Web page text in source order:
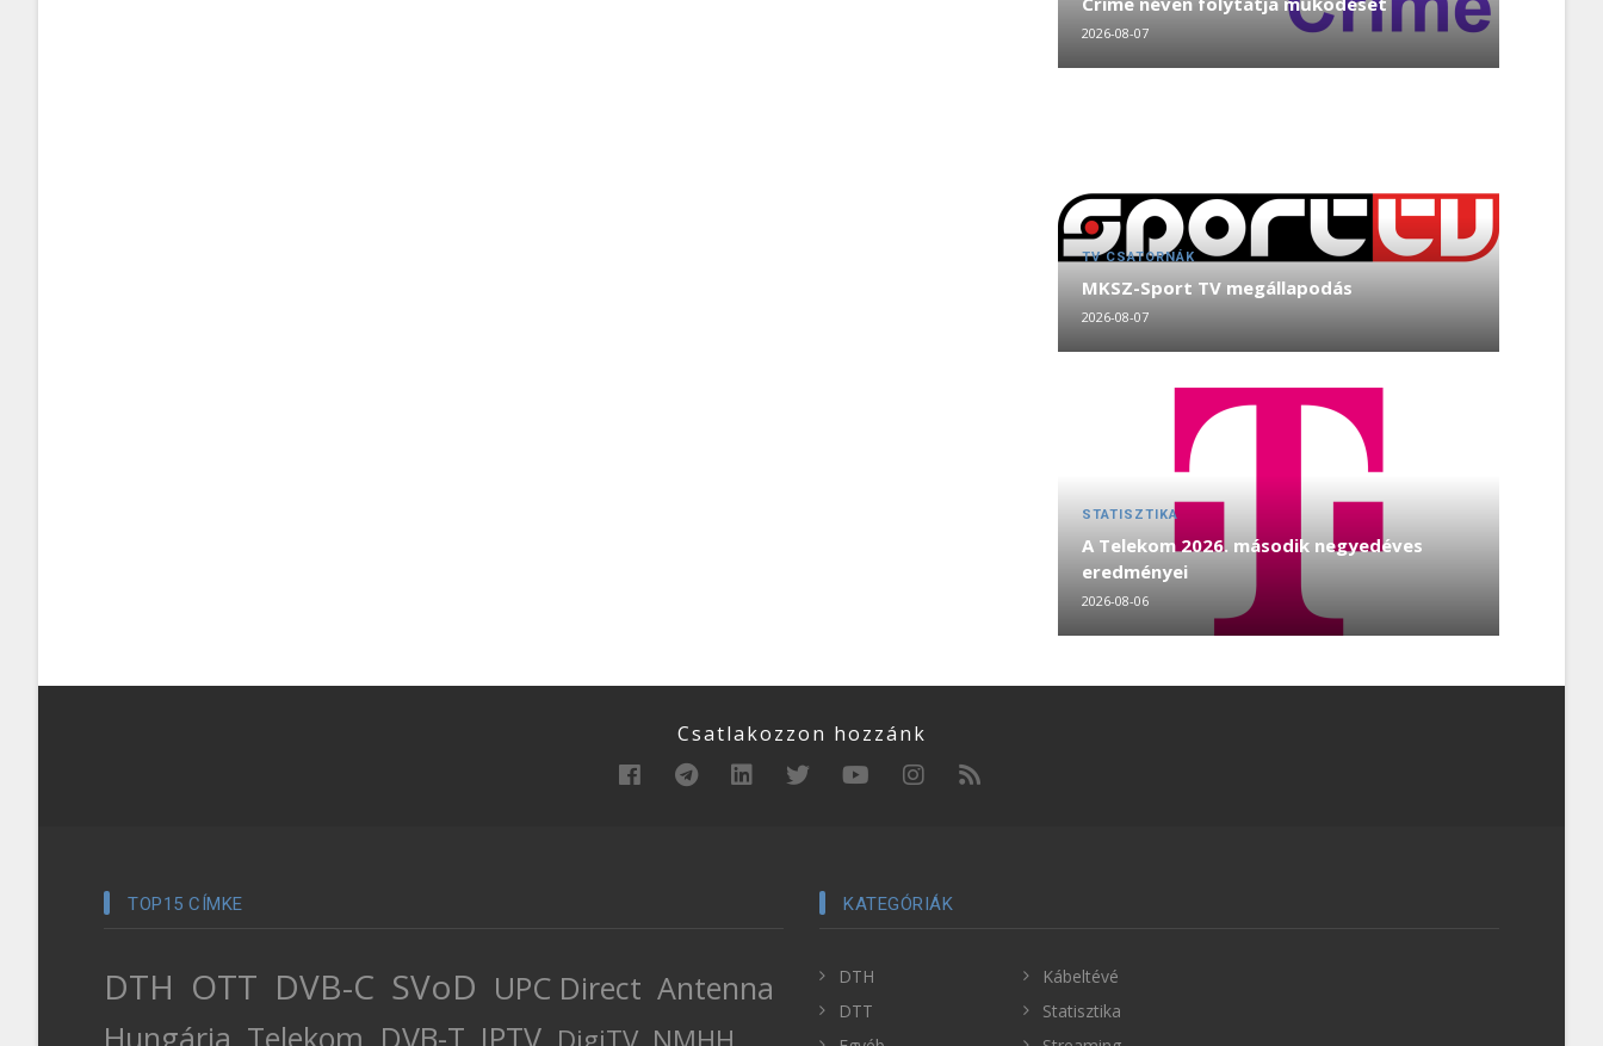
2026-08-07
TV CSATORNÁK
MKSZ-Sport TV megállapodás
2026-08-07
STATISZTIKA
A Telekom 2026. második negyedéves
eredményei
2026-08-06
Csatlakozzon hozzánk
TOP15 CÍMKE
DTH OTT DVB-C SVoD UPC Direct Antenna
KATEGÓRIÁK
DTH
DTT
Kábeltévé
Statisztika